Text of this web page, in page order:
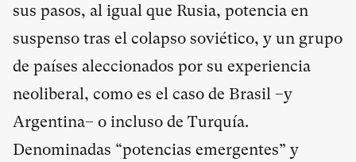
sus pasos, al igual que Rusia, potencia en
suspenso tras el colapso soviético, y un grupo
de países aleccionados por su experiencia
neoliberal, como es el caso de Brasil –y
Argentina– o incluso de Turquía.
Denominadas “potencias emergentes” y